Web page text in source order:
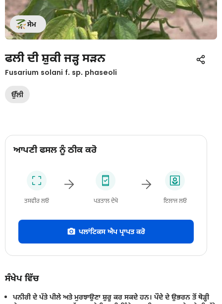
ਸੇਮ
ਫਲੀ ਦੀ ਸ਼ੁਕੀ ਜੜ੍ਹ ਸੜਨ
Fusarium solani f. sp. phaseoli
ਉੱਲੀ
ਆਪਣੀ ਫਸਲ ਨੂੰ ਠੀਕ ਕਰੋ
ਤਸਵੀਰ ਲਓ ਪੜਤਾਲ ਦੇਖੋ ਇਲਾਜ ਲਓ
ਪਲਾਂਟਿਕਸ ਐਪ ਪ੍ਰਾਪਤ ਕਰੋ
ਸੰਖੇਪ ਵਿੱਚ
ਪਨੀਰੀ ਦੇ ਪੱਤੇ ਪੀਲੇ ਅਤੇ ਮੁਰਝਾਉਣਾ ਸ਼ੁਰੂ ਕਰ ਸਕਦੇ ਹਨ। ਪੌਦੇ ਦੇ ਉਭਰਨ ਤੋਂ ਥੋੜ੍ਹੀ